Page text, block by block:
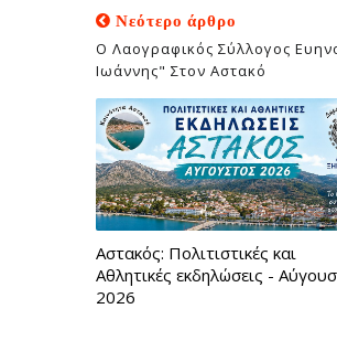
Νεότερο άρθρο
Ο Λαογραφικός Σύλλογος
Ιωάννης" Στον Αστακό
Αστακός: Πολιτιστικές και
Αθλητικές εκδηλώσεις -
2026